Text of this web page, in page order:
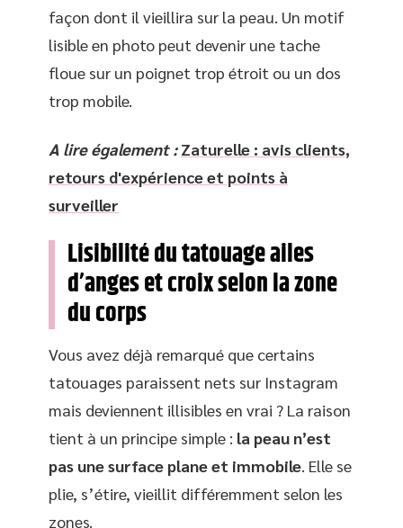
façon dont il vieillira sur la peau. Un motif
lisible en photo peut devenir une tache
floue sur un poignet trop étroit ou un dos
trop mobile.
A lire également : Zaturelle : avis clients,
retours d'expérience et points à
surveiller
Lisibilité du tatouage ailes
d’anges et croix selon la zone
du corps
Vous avez déjà remarqué que certains
tatouages paraissent nets sur Instagram
mais deviennent illisibles en vrai ? La raison
tient à un principe simple : la peau n’est
pas une surface plane et immobile . Elle se
plie, s’étire, vieillit différemment selon les
zones.